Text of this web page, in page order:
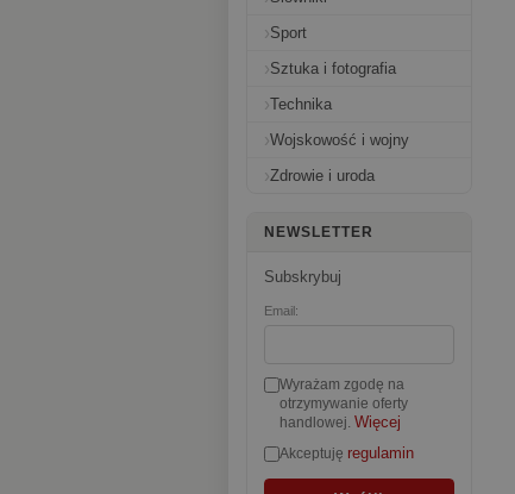
Sport
Sztuka i fotografia
Technika
Wojskowość i wojny
Zdrowie i uroda
NEWSLETTER
Subskrybuj
Email:
Wyrażam zgodę na
otrzymywanie oferty
handlowej. Więcej
Akceptuję regulamin